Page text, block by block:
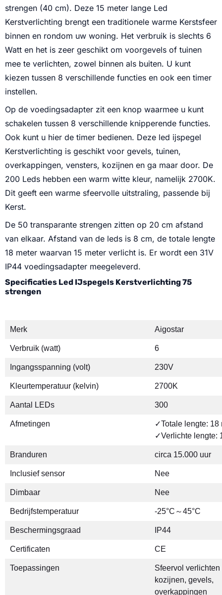
strengen (40 cm). Deze 15 meter lange Led
Kerstverlichting brengt een traditionele warme Kerstsfeer
binnen en rondom uw woning. Het verbruik is slechts 6
Watt en het is zeer geschikt om voorgevels of tuinen
mee te verlichten, zowel binnen als buiten. U kunt
kiezen tussen 8 verschillende functies en ook een timer
instellen.
Op de voedingsadapter zit een knop waarmee u kunt
schakelen tussen 8 verschillende knipperende functies.
Ook kunt u hier de timer bedienen. Deze led ijspegel
Kerstverlichting is geschikt voor gevels, tuinen,
overkappingen, vensters, kozijnen en ga maar door. De
200 Leds hebben een warm witte kleur, namelijk 2700K.
Dit geeft een warme sfeervolle uitstraling, passende bij
Kerst.
De 50 transparante strengen zitten op 20 cm afstand
van elkaar. Afstand van de leds is 8 cm, de totale lengte
18 meter waarvan 15 meter verlicht is. Er wordt een 31V
IP44 voedingsadapter meegeleverd.
Specificaties Led IJspegels Kerstverlichting 75
strengen
Merk Aigostar
Verbruik (watt) 6
Ingangsspanning (volt) 230V
Kleurtemperatuur (kelvin) 2700K
Aantal LEDs 300
Afmetingen
✓Totale lengte: 18
✓Verlichte lengte:
Branduren circa 15.000 uur
Inclusief sensor Nee
Dimbaar Nee
Bedrijfstemperatuur -25°C～45°C
Beschermingsgraad IP44
Certificaten CE
Toepassingen
Sfeervol verlichten
kozijnen, gevels,
overkappingen